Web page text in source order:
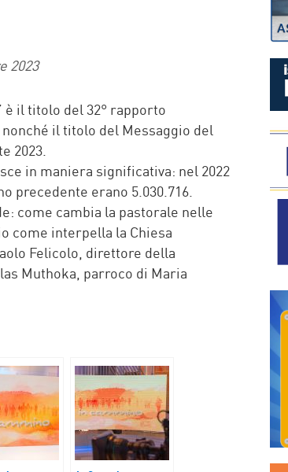
2023
il titolo del 32° rapporto
il titolo del Messaggio del
2023.
in maniera significativa: nel 2022
precedente erano 5.030.716.
come cambia la pastorale nelle
come interpella la Chiesa
Felicolo, direttore della
Muthoka, parroco di Maria